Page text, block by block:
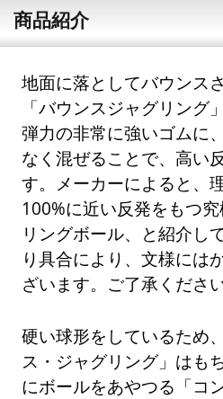
商品紹介
地面に落としてバウンス
「バウンスジャグリング
弾力の非常に強いゴムに
なく混ぜることで、高い
す。メーカーによると、
100%に近い反発をもつ
リングボール、と紹介し
り具合により、文様には
ざいます。ご了承ください
硬い球形をしているため
ス・ジャグリング」はも
にボールをあやつる「コ